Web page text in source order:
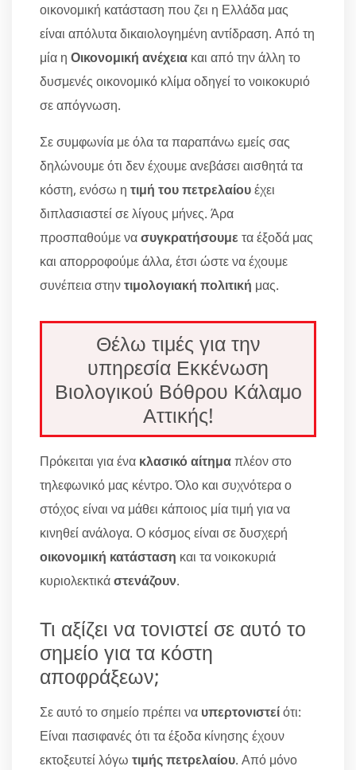
οικονομική κατάσταση που ζει η Ελλάδα μας
είναι απόλυτα δικαιολογημένη αντίδραση. Από τη
μία η Οικονομική ανέχεια και από την άλλη το
δυσμενές οικονομικό κλίμα οδηγεί το νοικοκυριό
σε απόγνωση.
Σε συμφωνία με όλα τα παραπάνω εμείς σας
δηλώνουμε ότι δεν έχουμε ανεβάσει αισθητά τα
κόστη, ενόσω η τιμή του πετρελαίουέχει
διπλασιαστεί σε λίγους μήνες. Άρα
προσπαθούμε νασυγκρατήσουμε τα έξοδά μας
και απορροφούμε άλλα, έτσι ώστε να έχουμε
συνέπεια στηντιμολογιακή πολιτική μας.
Θέλω τιμές για την
υπηρεσία Εκκένωση
Βιολογικού Βόθρου Κάλαμο
Αττικής!
Πρόκειται για ένα κλασικό αίτημαπλέον στο
τηλεφωνικό μας κέντρο. Όλο και συχνότερα ο
στόχος είναι να μάθει κάποιος μία τιμή για να
κινηθεί ανάλογα. Ο κόσμος είναι σε δυσχερή
οικονομική κατάσταση και τα νοικοκυριά
κυριολεκτικάστενάζουν.
Τι αξίζει να τονιστεί σε αυτό το
σημείο για τα κόστη
αποφράξεων;
Σε αυτό το σημείο πρέπει να υπερτονιστείότι:
Είναι πασιφανές ότι τα έξοδα κίνησης έχουν
εκτοξευτεί λόγω τιμής πετρελαίου. Από μόνο